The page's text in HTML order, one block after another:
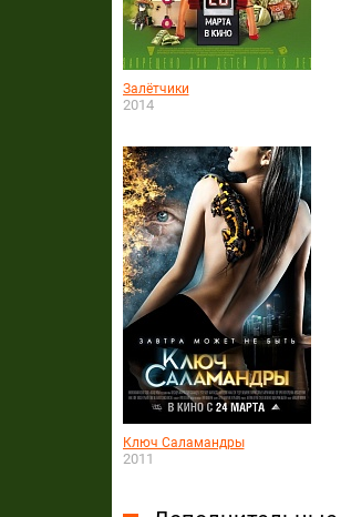
Залётчики
2014
Ключ Саламандры
2011